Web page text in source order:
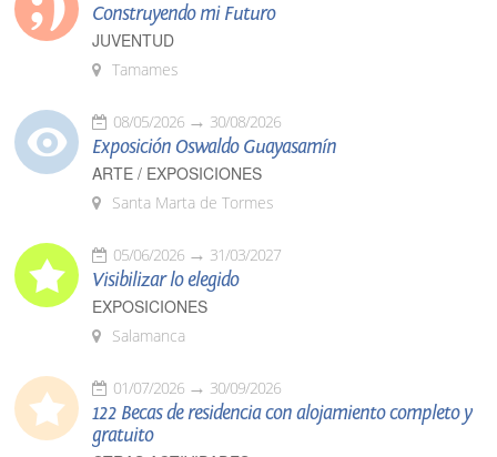
Construyendo mi Futuro
JUVENTUD
Tamames
08/05/2026 30/08/2026
Exposición Oswaldo Guayasamín
ARTE / EXPOSICIONES
Santa Marta de Tormes
05/06/2026 31/03/2027
Visibilizar lo elegido
EXPOSICIONES
Salamanca
01/07/2026 30/09/2026
122 Becas de residencia con alojamiento completo y
gratuito